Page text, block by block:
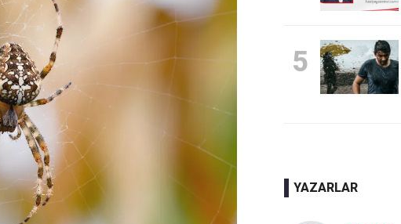
5
YAZARLAR